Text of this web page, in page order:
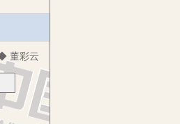
董彩云